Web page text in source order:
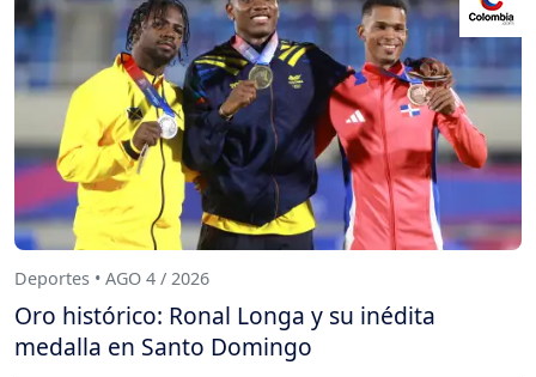
Deportes • AGO 4 / 2026
Oro histórico: Ronal Longa y su inédita
medalla en Santo Domingo